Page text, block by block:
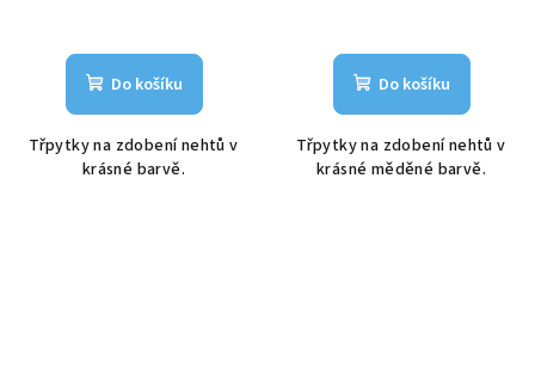
Do košíku
Třpytky na zdobení nehtů v
krásné barvě.
Do košíku
Třpytky na zdobení nehtů v
krásné měděné barvě.